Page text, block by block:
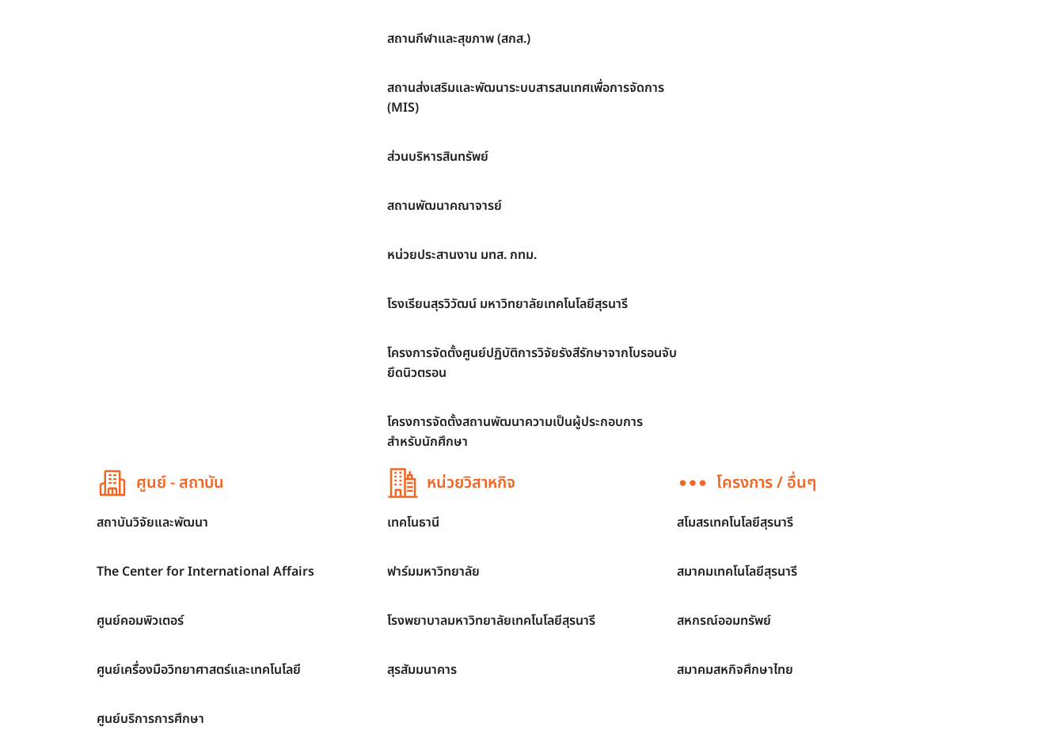
สถานกีฬาและสุขภาพ (สกส.)
สถานส่งเสริมและพัฒนาระบบสารสนเทศเพื่อการจัดการ
(MIS)
ส่วนบริหารสินทรัพย์
สถานพัฒนาคณาจารย์
หน่วยประสานงาน มทส. กทม.
โรงเรียนสุรวิวัฒน์ มหาวิทยาลัยเทคโนโลยีสุรนารี
โครงการจัดตั้งศูนย์ปฏิบัติการวิจัยรังสีรักษาจากโบรอนจับ
ยึดนิวตรอน
โครงการจัดตั้งสถานพัฒนาความเป็นผู้ประกอบการ
สำหรับนักศึกษา
ศูนย์ - สถาบัน
สถาบันวิจัยและพัฒนา
The Center for International Affairs
ศูนย์คอมพิวเตอร์
ศูนย์เครื่องมือวิทยาศาสตร์และเทคโนโลยี
ศูนย์บริการการศึกษา
หน่วยวิสาหกิจ
เทคโนธานี
ฟาร์มมหาวิทยาลัย
โรงพยาบาลมหาวิทยาลัยเทคโนโลยีสุรนารี
สุรสัมมนาคาร
โครงการ / อื่นๆ
สโมสรเทคโนโลยีสุรนารี
สมาคมเทคโนโลยีสุรนารี
สหกรณ์ออมทรัพย์
สมาคมสหกิจศึกษาไทย